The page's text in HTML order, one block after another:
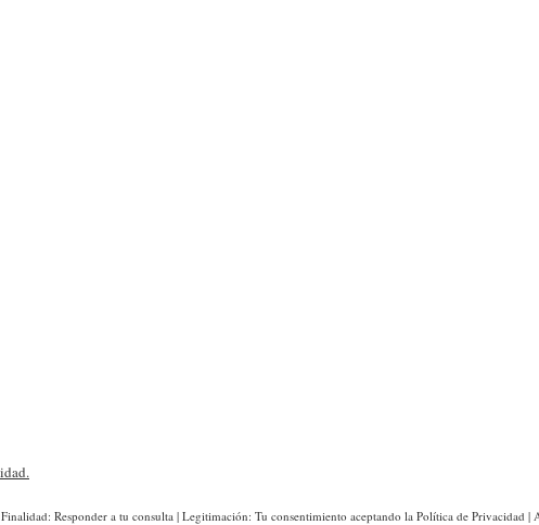
Responder a tu consulta | Legitimación: Tu consentimiento aceptando la Política de